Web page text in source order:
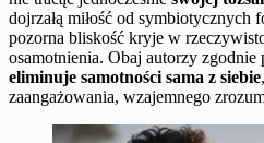
dojrzałą miłość od
pozorna bliskość kryje w
osamotnienia. Obaj autorzy zgodnie
eliminuje samotności sama z siebie
zaangażowania, wzajemnego